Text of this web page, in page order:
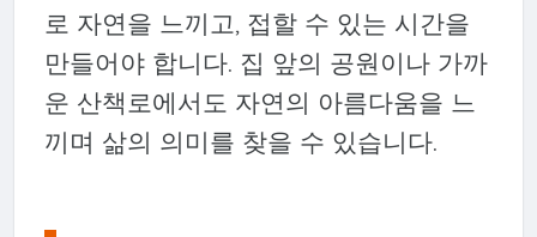
로 자연을 느끼고, 접할 수 있는 시간을
만들어야 합니다. 집 앞의 공원이나 가까
운 산책로에서도 자연의 아름다움을 느
끼며 삶의 의미를 찾을 수 있습니다.